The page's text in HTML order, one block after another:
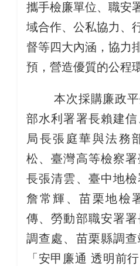
攜手檢廉單位、職安
域合作、公私協力、
督等四大內涵，協力
預，營造優質的公程
本次採購廉政平
部水利署署長賴建
局長張庭華與法務
松、臺灣高等檢察
長張清雲、臺中地
詹常輝、苗栗地檢
傳、勞動部職安署
調查處、苗栗縣調
「安甲廉通 透明前